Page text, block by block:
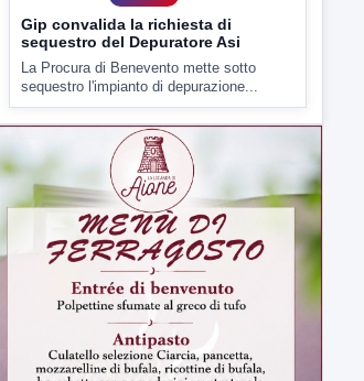
31 LUGLIO 2026 CRONACA
Gip convalida la richiesta di
sequestro del Depuratore Asi
La Procura di Benevento mette sotto
sequestro l'impianto di depurazione...